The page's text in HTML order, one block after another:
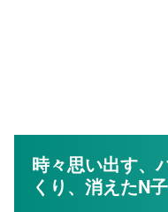
時々思い出す、
くり、消えたN子